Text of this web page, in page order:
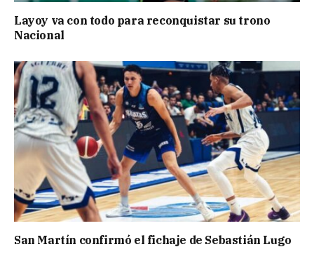
Layoy va con todo para reconquistar su trono
Nacional
San Martín confirmó el fichaje de Sebastián Lugo